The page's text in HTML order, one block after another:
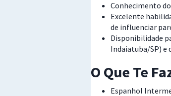
Conhecimento
Excelente
de influenciar
Disponibilidade
Indaiatuba/SP) e
O Que Te
Espanhol